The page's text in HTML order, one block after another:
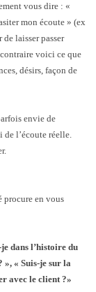
vous dire : «
mon écoute » (ex
laisser passer
voici ce que
désirs, façon de
envie de
de l’écoute réelle.
procure en vous
je dans l’histoire du
», « Suis-je sur la
avec le client ?»